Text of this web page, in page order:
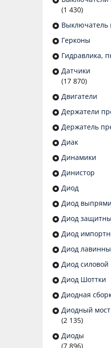
(1 430)
Выключатель
Герконы
Гидравлика,
Датчики
(17 870)
Двигатели
Держатели
Держатель
Диак
Динамики
Динистор
Диод
Диод
Диод
Диод
Диод
Диод силовой
Диод Шоттки
Диодная
Диодный мост
(2 135)
Диоды
(7 896)